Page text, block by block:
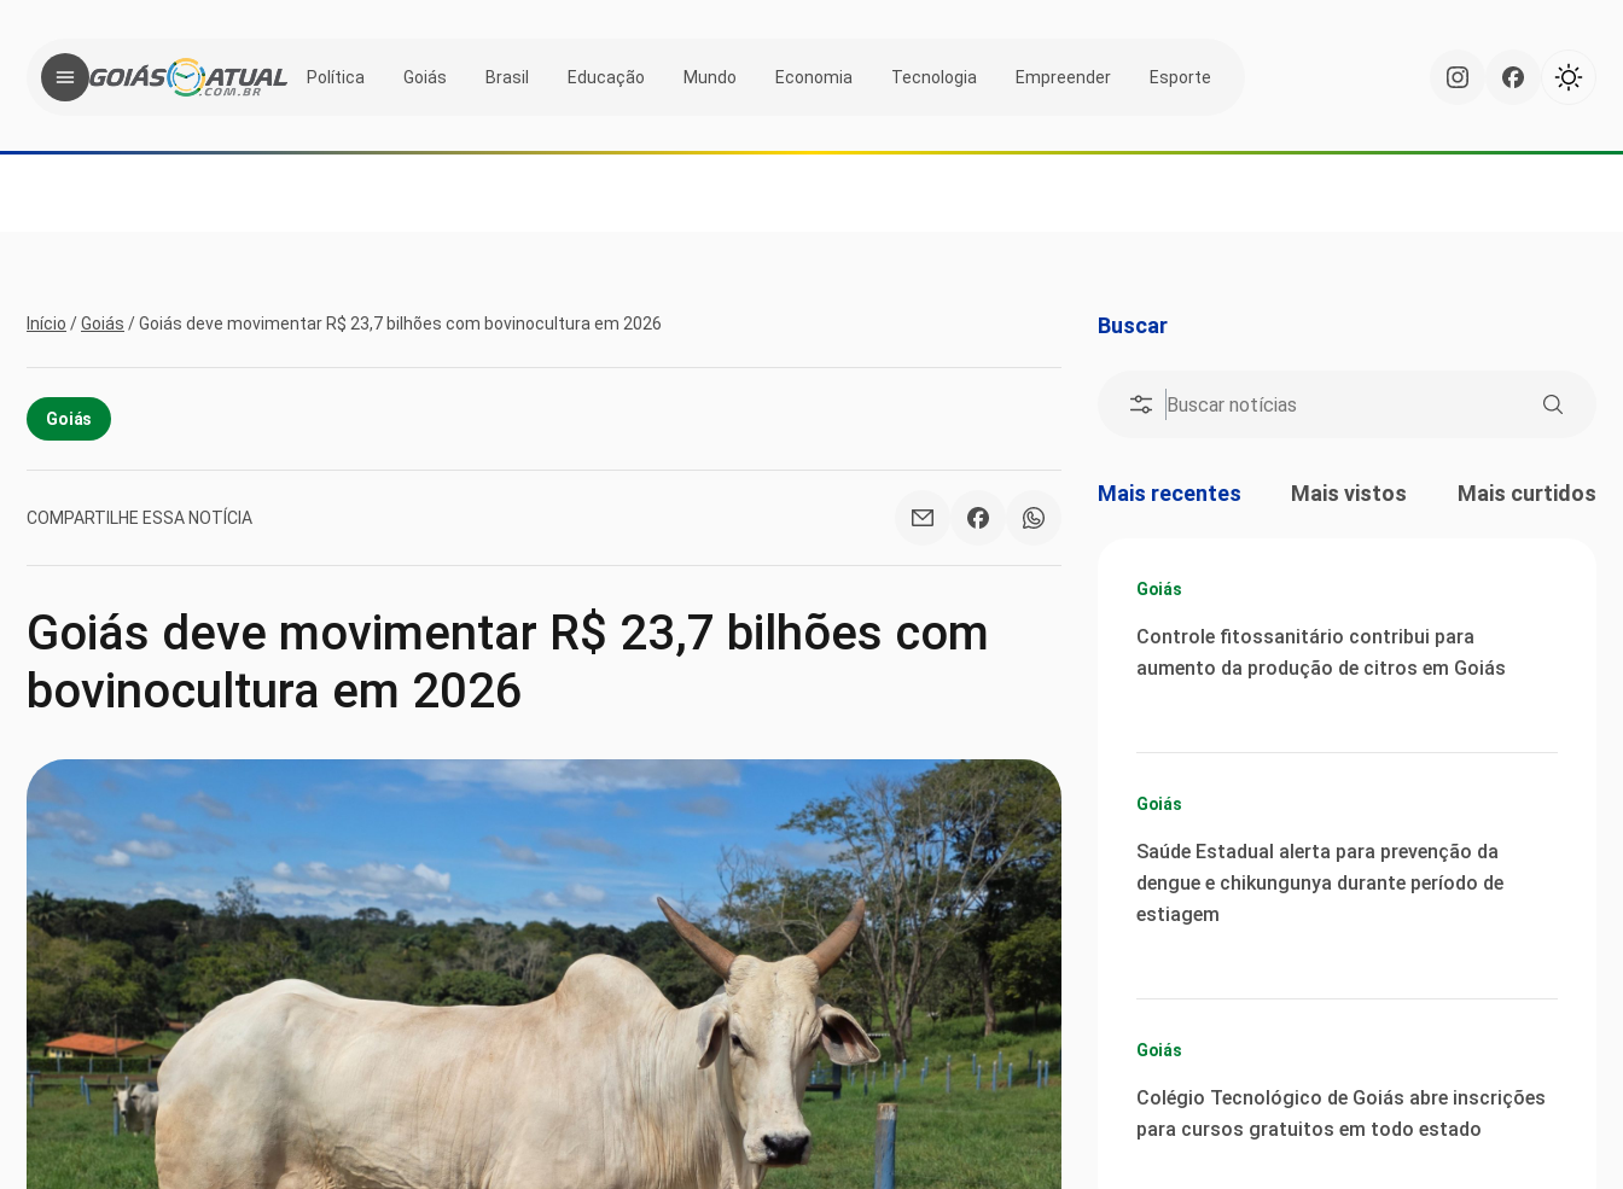
Política Goiás Brasil Educação Mundo Economia Tecnologia Empreender Esporte
Início /Goiás /Goiás deve movimentar R$ 23,7 bilhões com bovinocultura em 2026
Goiás
COMPARTILHE ESSA NOTÍCIA
Goiás deve movimentar R$ 23,7 bilhões com
bovinocultura em 2026
Buscar
Mais recentes Mais vistos Mais curtidos
Goiás
Controle fitossanitário contribui para
aumento da produção de citros em Goiás
Goiás
Saúde Estadual alerta para prevenção da
dengue e chikungunya durante período de
estiagem
Goiás
Colégio Tecnológico de Goiás abre inscrições
para cursos gratuitos em todo estado